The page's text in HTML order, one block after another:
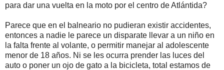
para dar una vuelta en la moto por el centro de Atlántida?
Parece que en el balneario no pudieran existir accidentes,
entonces a nadie le parece un disparate llevar a un niño en
la falta frente al volante, o permitir manejar al adolescente
menor de 18 años. Ni se les ocurra prender las luces del
auto o poner un ojo de gato a la bicicleta, total estamos de